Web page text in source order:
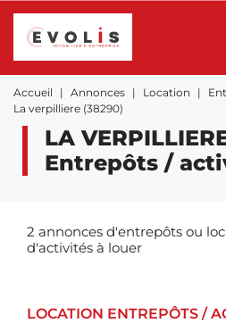
Accueil Annonces Location
La verpilliere (38290)
LA
Entrepôts /
2 annonces d'entrepôts ou
d'activités à louer
LOCATION ENTREPÔTS /